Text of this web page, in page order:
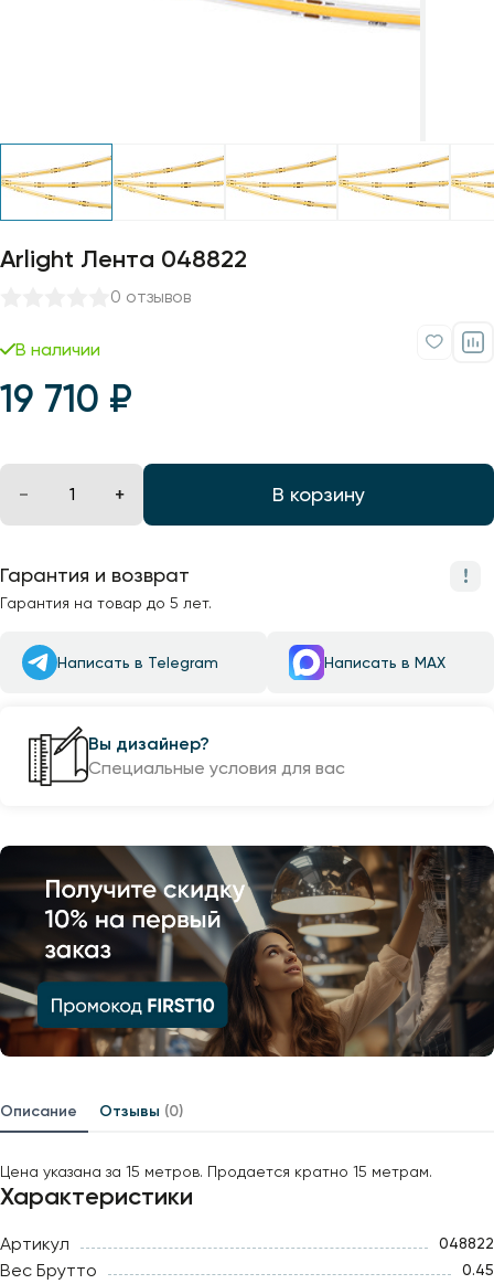
Arlight Лента 048822
0 отзывов
В наличии
19 710 ₽
В корзину
Гарантия и возврат
Гарантия на товар до 5 лет.
Написать в Telegram Написать в MAX
Вы дизайнер?
Специальные условия для вас
Описание Отзывы (0)
Цена указана за 15 метров. Продается кратно 15 метрам.
Характеристики
Артикул 048822
Вес Брутто 0.45